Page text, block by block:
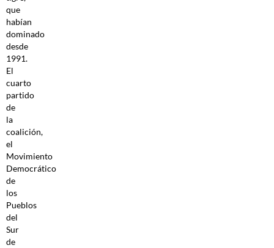
que
habían
dominado
desde
1991.
El
cuarto
partido
de
la
coalición,
el
Movimiento
Democrático
de
los
Pueblos
del
Sur
de